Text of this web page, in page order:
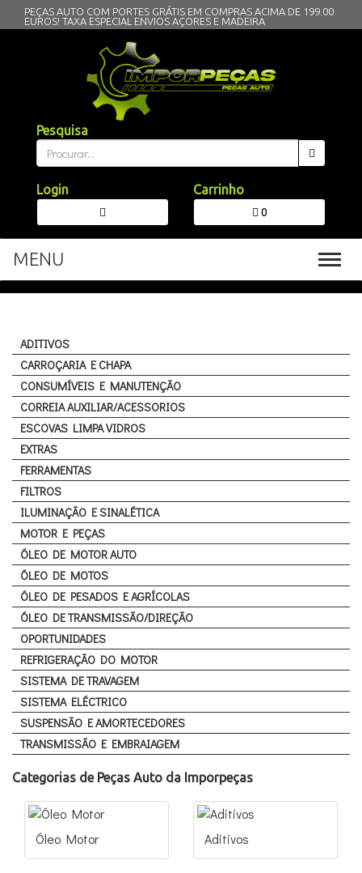
PEÇAS AUTO COM PORTES GRÁTIS EM COMPRAS ACIMA DE 199.00
EUROS! TAXA ESPECIAL ENVIOS AÇORES E MADEIRA
Pesquisa
Login Carrinho
0
MENU
ADITIVOS
CARROÇARIA E CHAPA
CONSUMÍVEIS E MANUTENÇÃO
CORREIA AUXILIAR/ACESSORIOS
ESCOVAS LIMPA VIDROS
EXTRAS
FERRAMENTAS
FILTROS
ILUMINAÇÃO E SINALÉTICA
MOTOR E PEÇAS
ÓLEO DE MOTOR AUTO
ÓLEO DE MOTOS
ÓLEO DE PESADOS E AGRÍCOLAS
ÓLEO DE TRANSMISSÃO/DIREÇÃO
OPORTUNIDADES
REFRIGERAÇÃO DO MOTOR
SISTEMA DE TRAVAGEM
SISTEMA ELÉCTRICO
SUSPENSÃO E AMORTECEDORES
TRANSMISSÃO E EMBRAIAGEM
Categorias de Peças Auto da Imporpeças
Óleo Motor Aditivos